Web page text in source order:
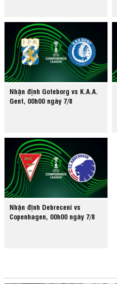
Nhận định Goteborg vs K.A.A.
Gent, 00h00 ngày 7/8
Nhận định Debreceni vs
Copenhagen, 00h00 ngày 7/8